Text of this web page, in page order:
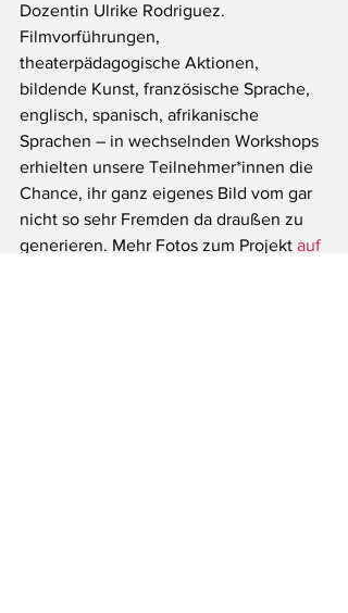
Dozentin Ulrike Rodriguez.
Filmvorführungen,
theaterpädagogische Aktionen,
bildende Kunst, französische Sprache,
englisch, spanisch, afrikanische
Sprachen – in wechselnden Workshops
erhielten unsere Teilnehmer*innen die
Chance, ihr ganz eigenes Bild vom gar
nicht so sehr Fremden da draußen zu
generieren. Mehr Fotos zum Projekt auf